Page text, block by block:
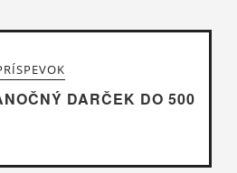
DARČEK DO 500